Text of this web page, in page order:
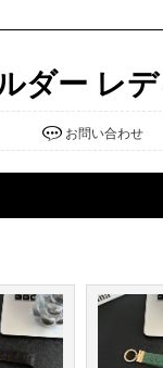
ダー レ
お問い合わせ